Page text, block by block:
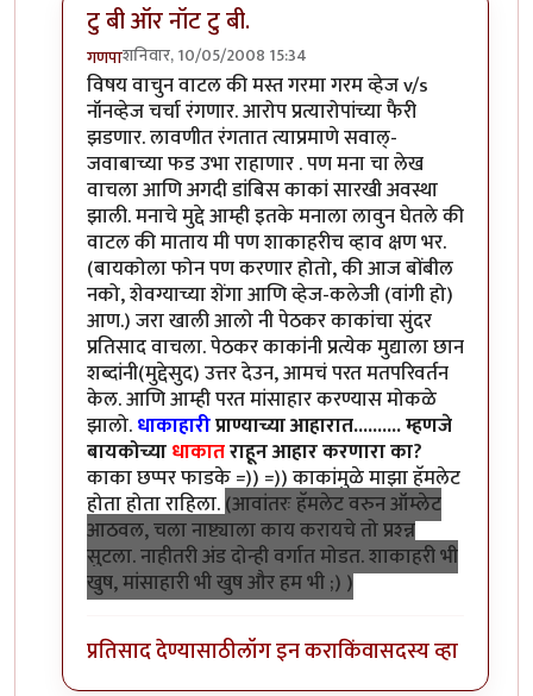
टु बी ऑर नॉट टु बी.
गणपाशनिवार, 10/05/2008 15:34
In reply toशाकाहार-मांसाहार....byप्रभाकर पेठकर
विषय वाचुन वाटल की मस्त गरमा गरम व्हेज v/s
नॉनव्हेज चर्चा रंगणार. आरोप प्रत्यारोपांच्या फैरी
झडणार. लावणीत रंगतात त्याप्रमाणे सवाल्-
जवाबाच्या फड उभा राहाणार . पण मना चा लेख
वाचला आणि अगदी डांबिस काकां सारखी अवस्था
झाली. मनाचे मुद्दे आम्ही इतके मनाला लावुन घेतले की
वाटल की माताय मी पण शाकाहरीच व्हाव क्षण भर.
(बायकोला फोन पण करणार होतो, की आज बोंबील
नको, शेवग्याच्या शेंगा आणि व्हेज-कलेजी (वांगी हो)
आण.) जरा खाली आलो नी पेठकर काकांचा सुंदर
प्रतिसाद वाचला. पेठकर काकांनी प्रत्येक मुद्याला छान
शब्दांनी(मुद्देसुद) उत्तर देउन, आमचं परत मतपरिवर्तन
केल. आणि आम्ही परत मांसाहार करण्यास मोकळे
झालो.धाकाहारीप्राण्याच्या आहारात.......... म्हणजे
बायकोच्याधाकातराहून आहार करणारा का?
काका छप्पर फाडके =)) =)) काकांमुळे माझा हॅमलेट
होता होता राहिला.(आवांतरः हॅमलेट वरुन ऑम्लेट
आठवल, चला नाष्ट्याला काय करायचे तो प्रश्न्न
सुटला. नाहीतरी अंड दोन्ही वर्गात मोडत. शाकाहरी भी
खुष, मांसाहारी भी खुष और हम भी ;) )
प्रतिसाद देण्यासाठीलॉग इन कराकिंवासदस्य व्हा